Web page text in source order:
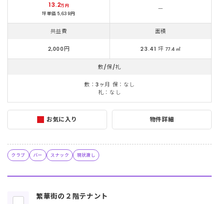
お気に入り 物件詳細
13.2万円
坪単価 5,639円
ー
共益費 面積
2,000円 23.41 坪 77.4 ㎡
敷/保/礼
敷：3ヶ月 保：なし
礼：なし
クラブ バー スナック 現状渡し
繁華街の２階テナント